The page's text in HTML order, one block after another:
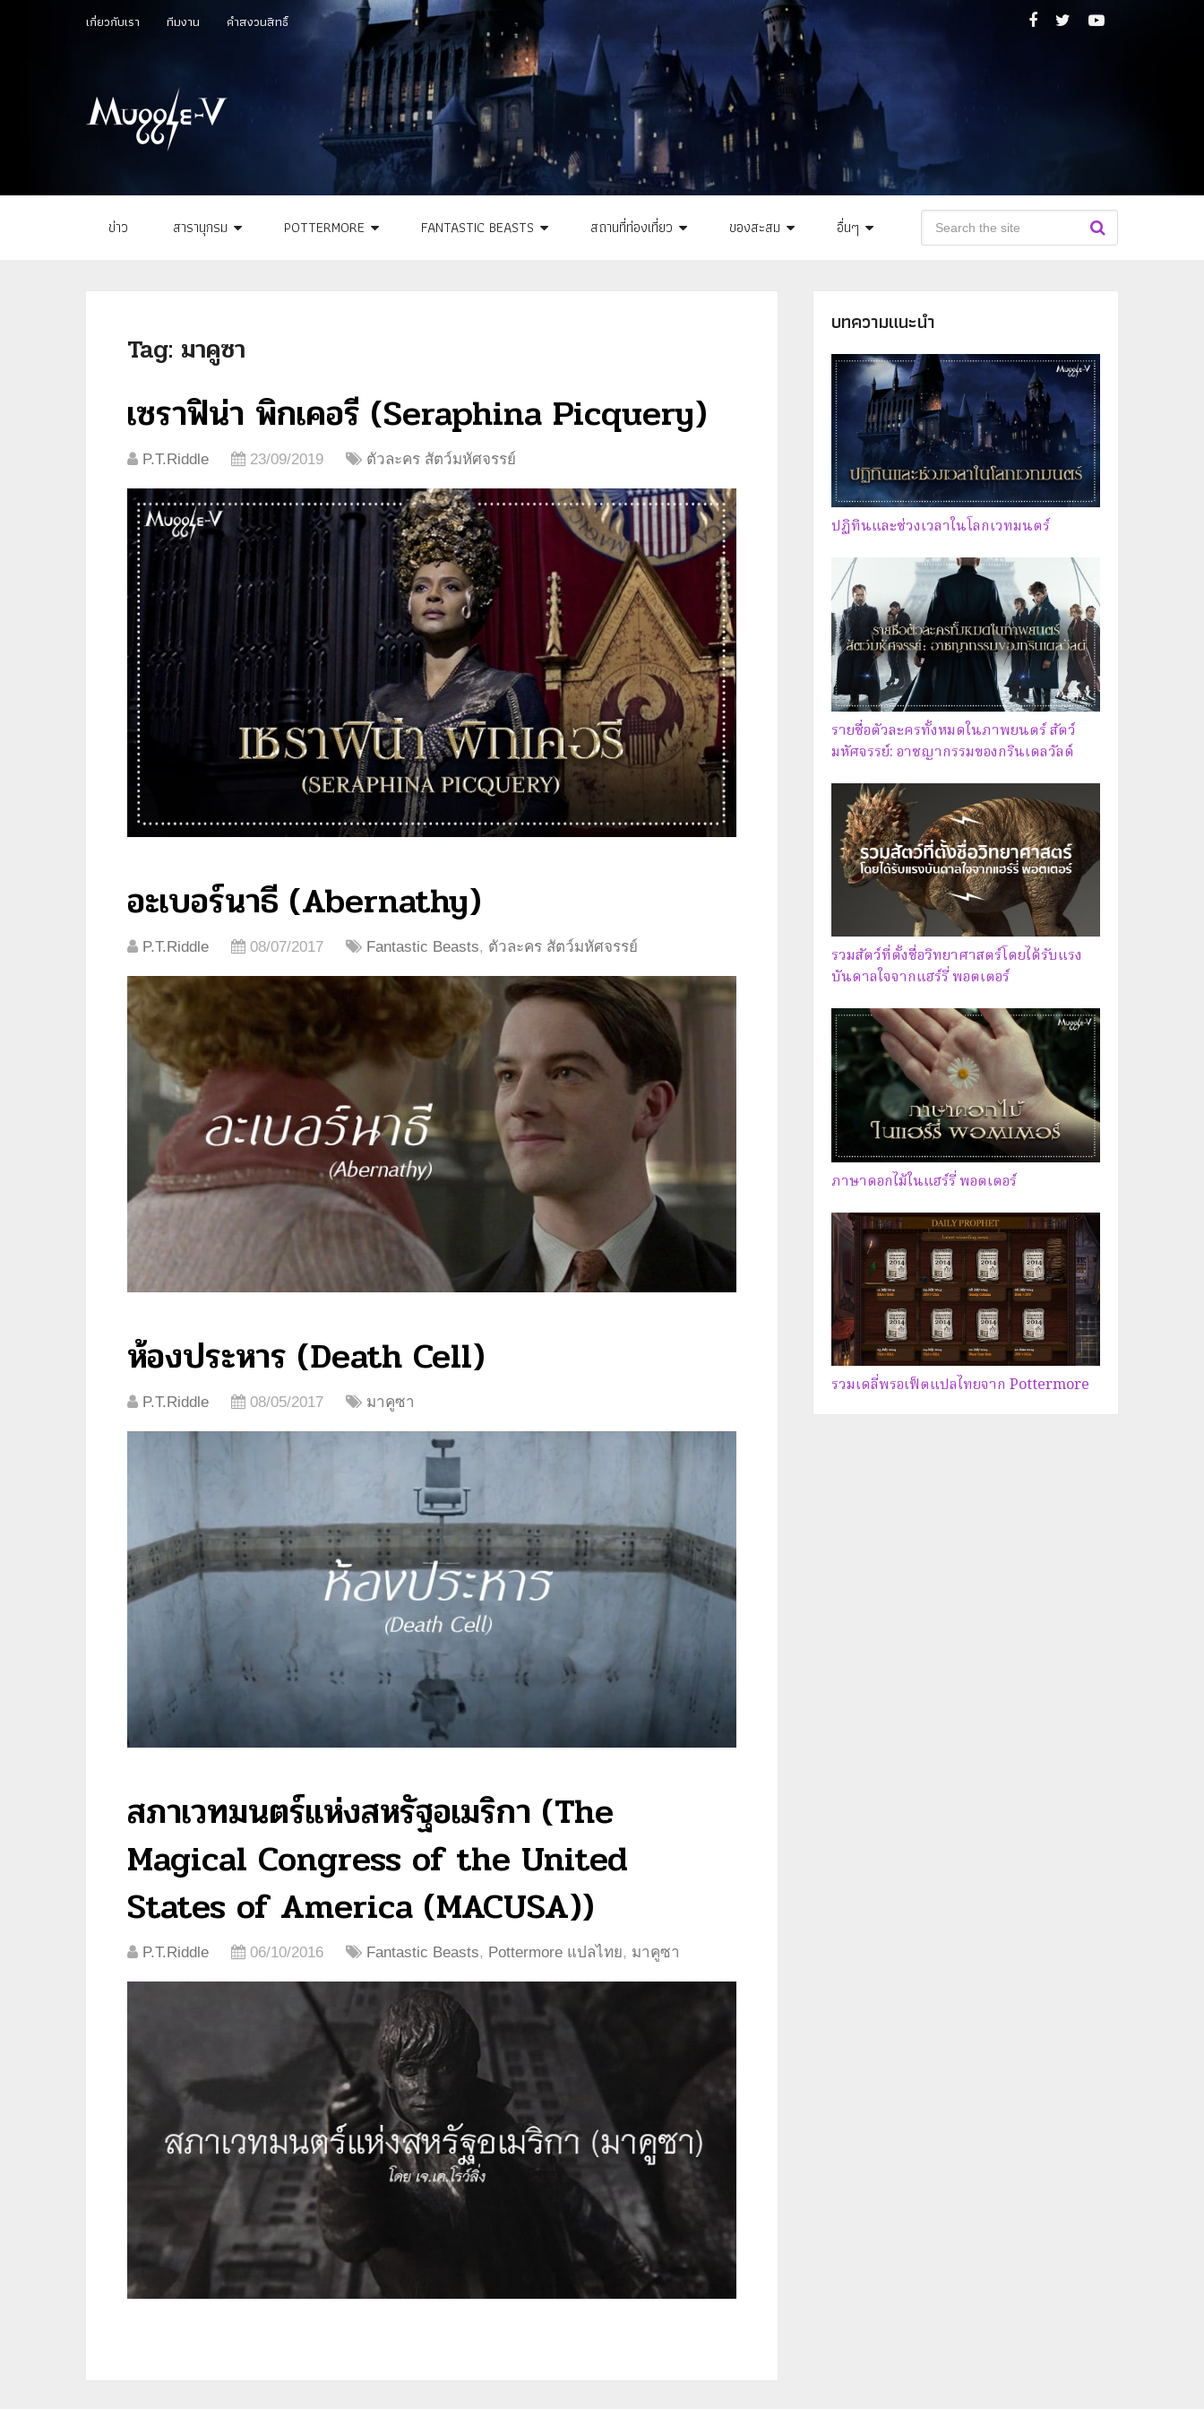
เกี่ยวกับเรา ทีมงาน คำสงวนสิทธิ์
ข่าว สารานุกรม POTTERMORE FANTASTIC BEASTS สถานที่ท่องเที่ยว ของสะสม อื่นๆ
Tag: มาคูซา
เซราฟิน่า พิกเคอรี (Seraphina Picquery)
P.T.Riddle 23/09/2019 ตัวละคร สัตว์มหัศจรรย์
อะเบอร์นาธี (Abernathy)
P.T.Riddle 08/07/2017 Fantastic Beasts, ตัวละคร สัตว์มหัศจรรย์
ห้องประหาร (Death Cell)
P.T.Riddle 08/05/2017 มาคูซา
สภาเวทมนตร์แห่งสหรัฐอเมริกา (The
Magical Congress of the United
States of America (MACUSA))
P.T.Riddle 06/10/2016 Fantastic Beasts, Pottermore แปลไทย, มาคูซา
บทความแนะนำ
ปฏิทินและช่วงเวลาในโลกเวทมนตร์
รายชื่อตัวละครทั้งหมดในภาพยนตร์ สัตว์
มหัศจรรย์: อาชญากรรมของกรินเดลวัลด์
รวมสัตว์ที่ตั้งชื่อวิทยาศาสตร์โดยได้รับแรง
บันดาลใจจากแฮร์รี่ พอตเตอร์
ภาษาดอกไม้ในแฮร์รี่ พอตเตอร์
รวมเดลี่พรอเฟ็ตแปลไทยจาก Pottermore